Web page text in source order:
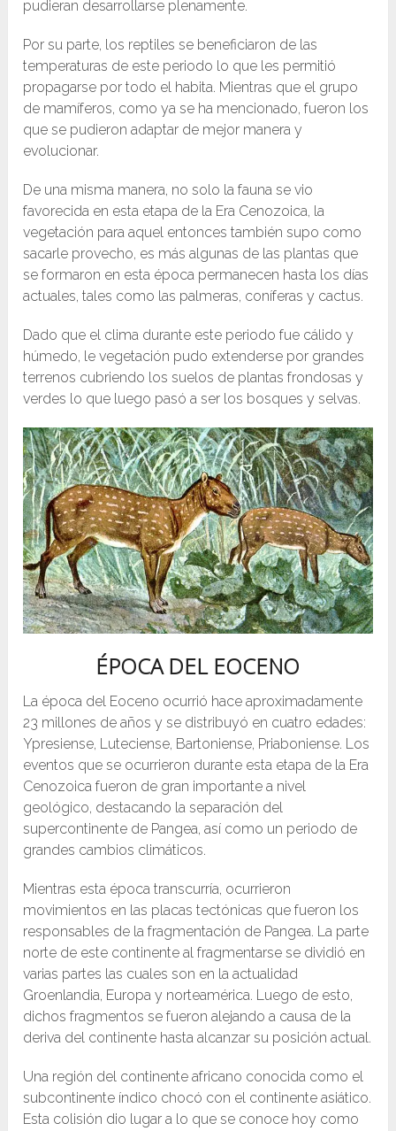
pudieran desarrollarse plenamente.
Por su parte, los reptiles se beneficiaron de las
temperaturas de este periodo lo que les permitió
propagarse por todo el habita. Mientras que el grupo
de mamíferos, como ya se ha mencionado, fueron los
que se pudieron adaptar de mejor manera y
evolucionar.
De una misma manera, no solo la fauna se vio
favorecida en esta etapa de la Era Cenozoica, la
vegetación para aquel entonces también supo como
sacarle provecho, es más algunas de las plantas que
se formaron en esta época permanecen hasta los días
actuales, tales como las palmeras, coníferas y cactus.
Dado que el clima durante este periodo fue cálido y
húmedo, le vegetación pudo extenderse por grandes
terrenos cubriendo los suelos de plantas frondosas y
verdes lo que luego pasó a ser los bosques y selvas.
ÉPOCA DEL EOCENO
La época del Eoceno ocurrió hace aproximadamente
23 millones de años y se distribuyó en cuatro edades:
Ypresiense, Luteciense, Bartoniense, Priaboniense. Los
eventos que se ocurrieron durante esta etapa de la Era
Cenozoica fueron de gran importante a nivel
geológico, destacando la separación del
supercontinente de Pangea, así como un periodo de
grandes cambios climáticos.
Mientras esta época transcurría, ocurrieron
movimientos en las placas tectónicas que fueron los
responsables de la fragmentación de Pangea. La parte
norte de este continente al fragmentarse se dividió en
varias partes las cuales son en la actualidad
Groenlandia, Europa y norteamérica. Luego de esto,
dichos fragmentos se fueron alejando a causa de la
deriva del continente hasta alcanzar su posición actual.
Una región del continente africano conocida como el
subcontinente índico chocó con el continente asiático.
Esta colisión dio lugar a lo que se conoce hoy como